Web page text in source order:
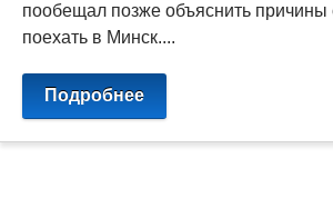
пообещал позже объяснить причины
поехать в Минск....
Подробнее